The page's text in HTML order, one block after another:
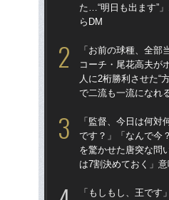
た…“明日も出ます”
らDM
「お前の球種、全部
コーチ・尾花高夫が
人に2桁勝利させた“
で二流も一流になれる
「監督、今日は何対
です？」「なんで今
を驚かせた唐突な問
は7割決めておく」意
「もしもし、王です